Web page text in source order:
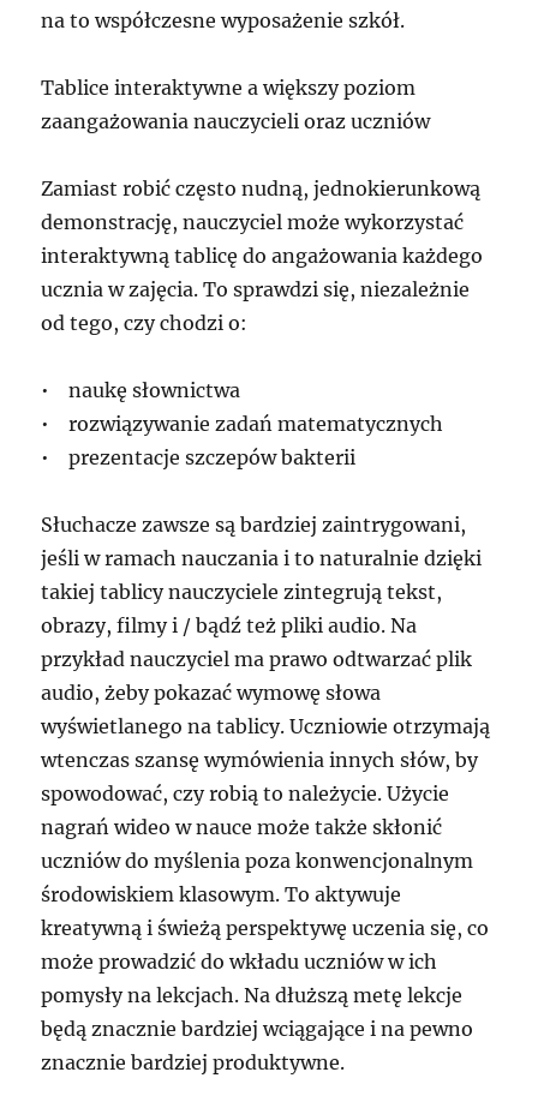
na to współczesne wyposażenie szkół.
Tablice interaktywne a większy poziom
zaangażowania nauczycieli oraz uczniów
Zamiast robić często nudną, jednokierunkową
demonstrację, nauczyciel może wykorzystać
interaktywną tablicę do angażowania każdego
ucznia w zajęcia. To sprawdzi się, niezależnie
od tego, czy chodzi o:
• naukę słownictwa
• rozwiązywanie zadań matematycznych
• prezentacje szczepów bakterii
Słuchacze zawsze są bardziej zaintrygowani,
jeśli w ramach nauczania i to naturalnie dzięki
takiej tablicy nauczyciele zintegrują tekst,
obrazy, filmy i / bądź też pliki audio. Na
przykład nauczyciel ma prawo odtwarzać plik
audio, żeby pokazać wymowę słowa
wyświetlanego na tablicy. Uczniowie otrzymają
wtenczas szansę wymówienia innych słów, by
spowodować, czy robią to należycie. Użycie
nagrań wideo w nauce może także skłonić
uczniów do myślenia poza konwencjonalnym
środowiskiem klasowym. To aktywuje
kreatywną i świeżą perspektywę uczenia się, co
może prowadzić do wkładu uczniów w ich
pomysły na lekcjach. Na dłuższą metę lekcje
będą znacznie bardziej wciągające i na pewno
znacznie bardziej produktywne.